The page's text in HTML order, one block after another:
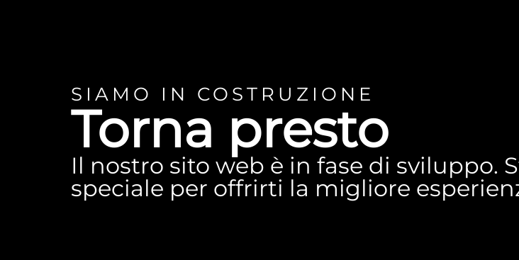
SIAMO IN COSTRUZIONE
Torna presto
Il nostro sito web è in fase di sviluppo.
speciale per offrirti la migliore